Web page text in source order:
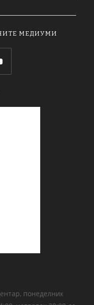
МЕДИУМИ
понеделник